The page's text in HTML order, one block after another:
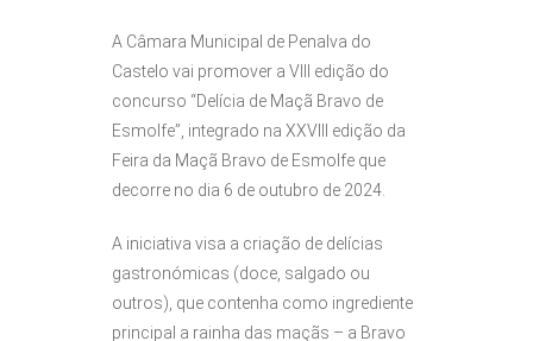
A Câmara Municipal de Penalva do
Castelo vai promover a VIII edição do
concurso “Delícia de Maçã Bravo de
Esmolfe”, integrado na XXVIII edição da
Feira da Maçã Bravo de Esmolfe que
decorre no dia 6 de outubro de 2024.
A iniciativa visa a criação de delícias
gastronómicas (doce, salgado ou
outros), que contenha como ingrediente
principal a rainha das maçãs – a Bravo